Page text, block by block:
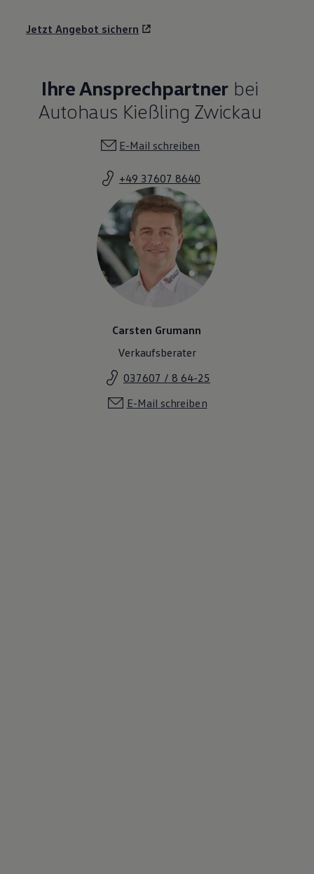
Jetzt Angebot sichern
Ihre Ansprechpartner bei
Autohaus Kießling Zwickau
E-Mail schreiben
+49 37607 8640
Carsten Grumann
Verkaufsberater
037607 / 8 64-25
E-Mail schreiben